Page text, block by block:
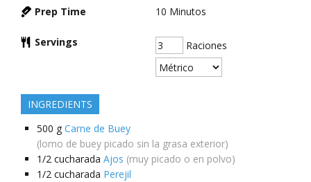
Prep Time 10 Minutos
Servings Raciones
INGREDIENTS
500 g Carne de Buey
(lomo de buey picado sin la grasa exterior)
1/2 cucharada Ajos (muy picado o en polvo)
1/2 cucharada Perejil